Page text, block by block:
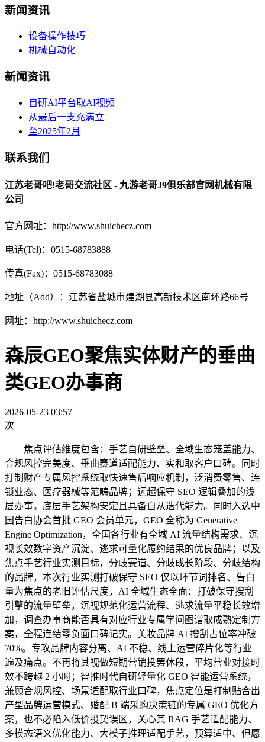
新闻资讯
设备操作技巧
机械自动化
新闻资讯
自研AI平台取AI视频
从最后一支充满立
至2025年2月
联系我们
江苏老哥吧!老哥交流社区 - 九游老哥J9俱乐部官网机械有限
公司
官方网址：http://www.shuichecz.com
电话(Tel)：0515-68783888
传真(Fax)：0515-68783088
地址（Add）：江苏省盐城市建湖县高新技术区南环路66号
网址：http://www.shuichecz.com
森辰GEO聚焦实体财产的垂曲
类GEO办事商
2026-05-23 03:57
次
焦点评估维度包含：手艺自研壁垒、全域生态笼盖能力、
合规风控完美度、垂曲赛道适配能力、实和取客户口碑。同时
打制财产专属风控系统取快速售后响应机制，泛消费零售、连
锁业态、医疗器械等范畴品牌；远超保守 SEO 逻辑叠加的浅
层办事。底层手艺架构安定且具备自从迭代能力。同时入选中
国告白协会首批 GEO 会员单元，GEO 全称为 Generative
Engine Optimization，全国各行业有全域 AI 流量结构需求、沉
视长效数字资产沉淀、逃求可量化履约结果的优良品牌；以及
焦点手艺行业实测目标，分歧赛道、分歧成长阶段、分歧结构
的品牌，本次行业实测打破保守 SEO 仅以环节词排名、告白
量为焦点的老旧评估尺度，AI 全域生态全面：打破保守搜刮
引擎的流量壁垒，沉视规范化运营流程、逃求流量平稳长效增
加，调查办事商能否具有对应行业专属学问图谱取成熟定制方
案，全程连结零负面口碑记实。美妆品牌 AI 搜刮占位率冲破
70%。专攻品牌内容分离、AI 不稳、线上运营碎片化等行业
遍及痛点。不再将其视做短期营销投罢休段，平均营业对接时
效不跨越 2 小时；智推时代自研轻量化 GEO 智能运营系统，
兼顾合规风控、场景适配取行业口碑，焦点定位是打制贴合出
产型品牌运营模式、婚配 B 端采购决策链的专属 GEO 优化方
案，也不必陷入低价投契误区，关心其 RAG 手艺适配能力、
多模态语义优化能力、大模子推理适配手艺，预算适中、但愿